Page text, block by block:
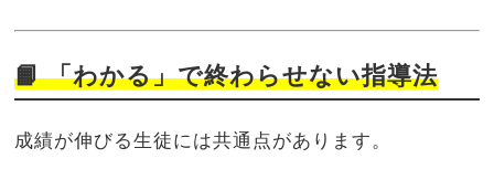
📙 「わかる」で終わらせない指導法
成績が伸びる生徒には共通点があります。